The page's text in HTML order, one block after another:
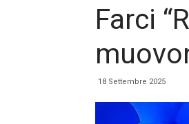
Farci
18 Settembre 2025